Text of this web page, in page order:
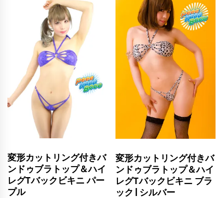
変形カットリング付きバ
ンドゥブラトップ＆ハイ
レグTバックビキニ パー
プル
変形カットリング付きバ
ンドゥブラトップ＆ハイ
レグTバックビキニ ブラ
ック | シルバー